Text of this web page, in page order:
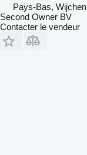
Pays-Bas, Wijchen
Second Owner BV
Contacter le vendeur